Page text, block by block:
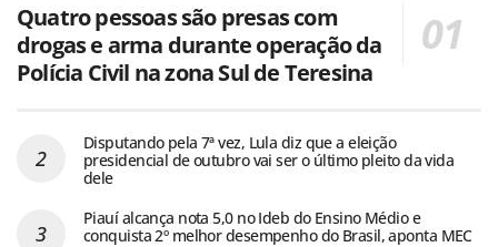
Quatro pessoas são presas com
drogas e arma durante operação da
Polícia Civil na zona Sul de Teresina
Disputando pela 7ª vez, Lula diz que a eleição
presidencial de outubro vai ser o último pleito da vida
dele
Piauí alcança nota 5,0 no Ideb do Ensino Médio e
conquista 2º melhor desempenho do Brasil, aponta MEC